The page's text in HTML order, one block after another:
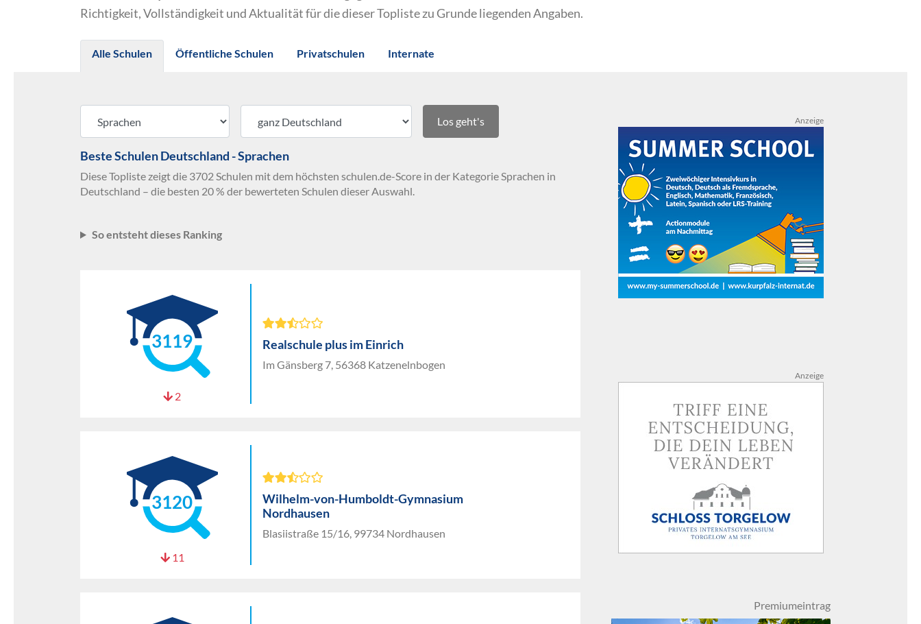
Richtigkeit, Vollständigkeit und Aktualität für die dieser Topliste zu Grunde liegenden Angaben.
Alle Schulen Öffentliche Schulen Privatschulen Internate
Los geht's
Beste Schulen Deutschland - Sprachen
Diese Topliste zeigt die 3702 Schulen mit dem höchsten schulen.de-Score in der Kategorie Sprachen in
Deutschland – die besten 20 % der bewerteten Schulen dieser Auswahl.
So entsteht dieses Ranking
3119
2
Realschule plus im Einrich
Im Gänsberg 7, 56368 Katzenelnbogen
3120
11
Wilhelm-von-Humboldt-Gymnasium
Nordhausen
Blasiistraße 15/16, 99734 Nordhausen
Anzeige
Anzeige
Premiumeintrag